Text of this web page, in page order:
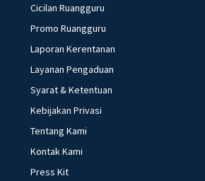
Cicilan Ruangguru
Promo Ruangguru
Laporan Kerentanan
Layanan Pengaduan
Syarat & Ketentuan
Kebijakan Privasi
Tentang Kami
Kontak Kami
Press Kit